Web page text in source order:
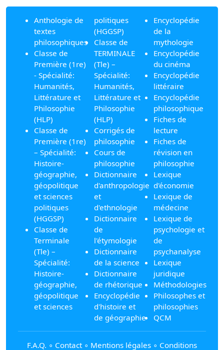
Anthologie de
textes
philosophiques
Classe de
Première (1re)
- Spécialité:
Humanités,
Littérature et
Philosophie
(HLP)
Classe de
Première (1re)
– Spécialité:
Histoire-
géographie,
géopolitique
et sciences
politiques
(HGGSP)
Classe de
Terminale
(Tle) –
Spécialité:
Histoire-
géographie,
géopolitique
et sciences
politiques
(HGGSP)
Classe de
TERMINALE
(Tle) –
Spécialité:
Humanités,
Littérature et
Philosophie
(HLP)
Corrigés de
philosophie
Cours de
philosophie
Dictionnaire
d'anthropologie
et
d'ethnologie
Dictionnaire
de
l'étymologie
Dictionnaire
de la science
Dictionnaire
de rhétorique
Encyclopédie
d'histoire et
de géographie
Encyclopédie
de la
mythologie
Encyclopédie
du cinéma
Encyclopédie
littéraire
Encyclopédie
philosophique
Fiches de
lecture
Fiches de
révision en
philosophie
Lexique
d'économie
Lexique de
médecine
Lexique de
psychologie et
de
psychanalyse
Lexique
juridique
Méthodologies
Philosophes et
philosophies
QCM
F.A.Q. ∘ Contact ∘ Mentions légales ∘ Conditions